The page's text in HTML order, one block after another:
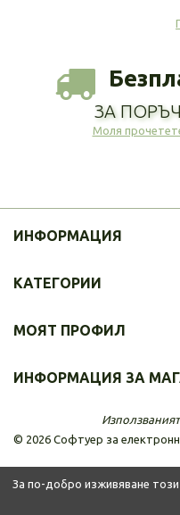
За по-добро изживяване този
ЗА
Моля
ИНФОРМАЦИЯ
© 2026 Софтуер за
КАТЕГОРИИ
МОЯТ ПРОФИЛ
ИНФОРМАЦИЯ ЗА